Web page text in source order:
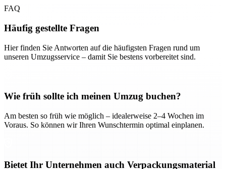
FAQ
Häufig gestellte Fragen
Hier finden Sie Antworten auf die häufigsten Fragen rund um
unseren Umzugsservice – damit Sie bestens vorbereitet sind.
Wie früh sollte ich meinen Umzug buchen?
Am besten so früh wie möglich – idealerweise 2–4 Wochen im
Voraus. So können wir Ihren Wunschtermin optimal einplanen.
Bietet Ihr Unternehmen auch Verpackungsmaterial